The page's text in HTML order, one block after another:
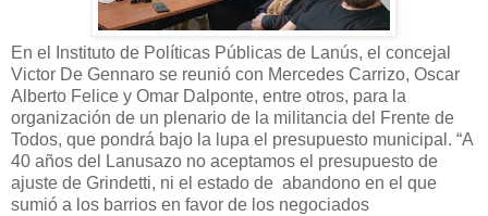
En el Instituto de Políticas Públicas de Lanús, el concejal
Victor De Gennaro se reunió con Mercedes Carrizo, Oscar
Alberto Felice y Omar Dalponte, entre otros, para la
organización de un plenario de la militancia del Frente de
Todos, que pondrá bajo la lupa el presupuesto municipal. “A
40 años del Lanusazo no aceptamos el presupuesto de
ajuste de Grindetti, ni el estado de abandono en el que
sumió a los barrios en favor de los negociados